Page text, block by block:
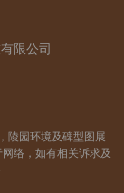
限公司
陵园环境及碑型图展
络，如有相关诉求及